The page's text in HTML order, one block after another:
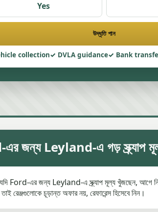
Yes
উদ্ধৃতি পান
collection DVLA guidance Bank
জন্য Leyland-এ গড় স্ক্র্যাপ
Ford-এর জন্য Leyland-এ স্ক্র্যাপ মূল্য খুঁজছেন, আগে
রেঞ্জগুলোকে চূড়ান্ত অফার নয়, রেফারেন্স হিসেবে নিন।